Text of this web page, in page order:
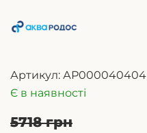
Артикул: АР000040404
Є в наявності
5718 грн